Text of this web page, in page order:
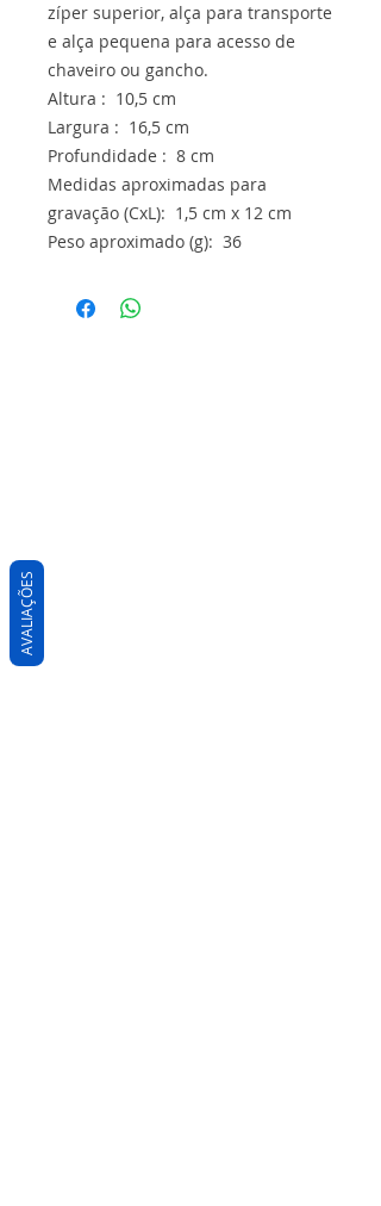
zíper superior, alça para transporte
e alça pequena para acesso de
chaveiro ou gancho.
Altura : 10,5 cm
Largura : 16,5 cm
Profundidade : 8 cm
Medidas aproximadas para
gravação (CxL): 1,5 cm x 12 cm
Peso aproximado (g): 36
AVALIAÇÕES